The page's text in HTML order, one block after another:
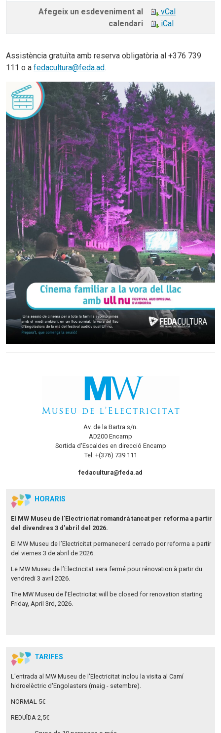
Afegeix un esdeveniment al
calendari
vCal
iCal
Assistència gratuïta amb reserva obligatòria al +376 739
111 o a fedacultura@feda.ad.
Av. de la Bartra s/n.
AD200 Encamp
Sortida d'Escaldes en direcció Encamp
Tel: +(376) 739 111
fedacultura@feda.ad
HORARIS
El MW Museu de l'Electricitat romandrà tancat per reforma a partir
del divendres 3 d'abril del 2026.
El MW Museu de l’Electricitat permanecerá cerrado por reforma a partir
del viernes 3 de abril de 2026.
Le MW Museu de l’Electricitat sera fermé pour rénovation à partir du
vendredi 3 avril 2026.
The MW Museu de l’Electricitat will be closed for renovation starting
Friday, April 3rd, 2026.
TARIFES
L'entrada al MW Museu de l'Electricitat inclou la visita al Camí
hidroelèctric d'Engolasters (maig - setembre).
NORMAL 5€
REDUÏDA 2,5€